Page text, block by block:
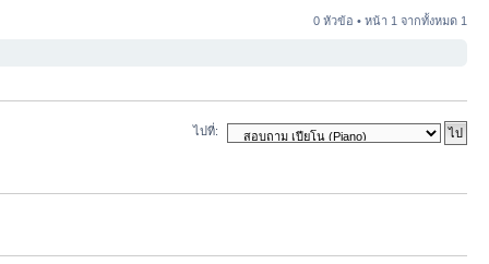
0 หัวข้อ • หน้า 1 จากทั้งหมด 1
ไปที่: